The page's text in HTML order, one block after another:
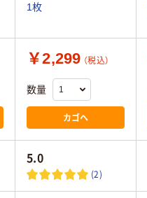
1枚
￥2,299 （税込）
数量
カゴへ
5.0
(2)